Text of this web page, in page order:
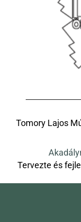
Tomory Lajos
Tervezte és